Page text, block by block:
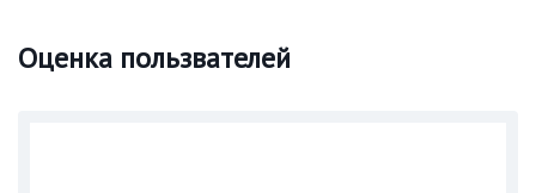
Оценка пользвателей